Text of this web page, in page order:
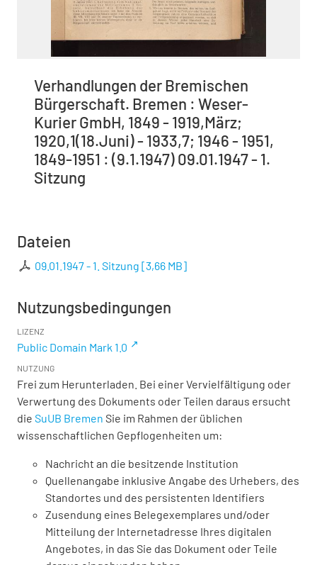
Verhandlungen der Bremischen
Bürgerschaft. Bremen : Weser-
Kurier GmbH, 1849 - 1919,März;
1920,1(18.Juni) - 1933,7; 1946 - 1951,
1849-1951 : (9.1.1947) 09.01.1947 - 1.
Sitzung
Dateien
09.01.1947 - 1. Sitzung [3,66 MB]
Nutzungsbedingungen
LIZENZ
Public Domain Mark 1.0
NUTZUNG
Frei zum Herunterladen. Bei einer Vervielfältigung oder
Verwertung des Dokuments oder Teilen daraus ersucht
die SuUB Bremen Sie im Rahmen der üblichen
wissenschaftlichen Gepflogenheiten um:
Nachricht an die besitzende Institution
Quellenangabe inklusive Angabe des Urhebers, des
Standortes und des persistenten Identifiers
Zusendung eines Belegexemplares und/oder
Mitteilung der Internetadresse Ihres digitalen
Angebotes, in das Sie das Dokument oder Teile